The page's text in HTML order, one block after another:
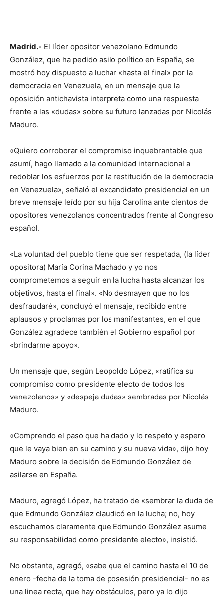
Madrid.- El líder opositor venezolano Edmundo
González, que ha pedido asilo político en España, se
mostró hoy dispuesto a luchar «hasta el final» por la
democracia en Venezuela, en un mensaje que la
oposición antichavista interpreta como una respuesta
frente a las «dudas» sobre su futuro lanzadas por Nicolás
Maduro.
«Quiero corroborar el compromiso inquebrantable que
asumí, hago llamado a la comunidad internacional a
redoblar los esfuerzos por la restitución de la democracia
en Venezuela», señaló el excandidato presidencial en un
breve mensaje leído por su hija Carolina ante cientos de
opositores venezolanos concentrados frente al Congreso
español.
«La voluntad del pueblo tiene que ser respetada, (la líder
opositora) María Corina Machado y yo nos
comprometemos a seguir en la lucha hasta alcanzar los
objetivos, hasta el final». «No desmayen que no los
desfraudaré», concluyó el mensaje, recibido entre
aplausos y proclamas por los manifestantes, en el que
González agradece también el Gobierno español por
«brindarme apoyo».
Un mensaje que, según Leopoldo López, «ratifica su
compromiso como presidente electo de todos los
venezolanos» y «despeja dudas» sembradas por Nicolás
Maduro.
«Comprendo el paso que ha dado y lo respeto y espero
que le vaya bien en su camino y su nueva vida», dijo hoy
Maduro sobre la decisión de Edmundo González de
asilarse en España.
Maduro, agregó López, ha tratado de «sembrar la duda de
que Edmundo González claudicó en la lucha; no, hoy
escuchamos claramente que Edmundo González asume
su responsabilidad como presidente electo», insistió.
No obstante, agregó, «sabe que el camino hasta el 10 de
enero -fecha de la toma de posesión presidencial- no es
una linea recta, que hay obstáculos, pero ya lo dijo